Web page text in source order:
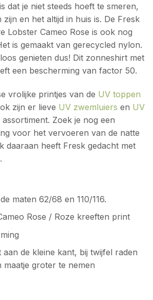
dat je niet steeds hoeft te smeren,
zijn en het altijd in huis is. De Fresk
Lobster Cameo Rose is ook nog
is gemaakt van gerecycled nylon.
genieten dus! Dit zonneshirt met
een bescherming van factor 50.
vrolijke printjes van de UV toppen
zijn er lieve UV zwemluiers en UV
Zoek je nog een
voor het vervoeren van de natte
daaraan heeft Fresk gedacht met
.
maten 62/68 en 110/116.
Rose / Roze kreeften print
aan de kleine kant, bij twijfel raden
maatje groter te nemen